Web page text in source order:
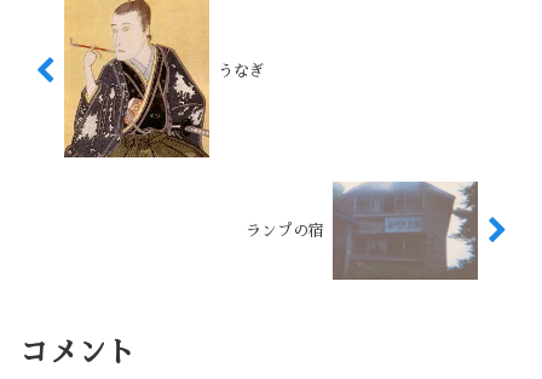
うなぎ
ランプの宿
コメント